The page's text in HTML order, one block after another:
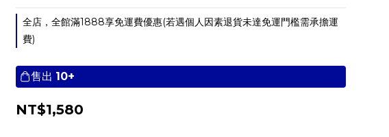
全店，全館滿1888享免運費優惠(若遇個人因素退貨未達免運門檻需承擔運
費)
售出 10+
NT$1,580